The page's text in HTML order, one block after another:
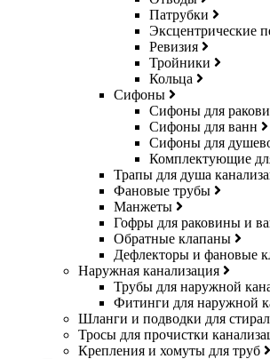
Патрубки
Эксцентрические
Ревизия
Тройники
Кольца
Сифоны
Сифоны для
Сифоны для ванн
Сифоны для
Комплектующие
Трапы для душа
Фановые трубы
Манжеты
Гофры для раковины и
Обратные клапаны
Дефлекторы и фановые
Наружная канализация
Трубы для наружной
Фитинги для наружной
Шланги и подводки для
Тросы для прочистки
Крепления и хомуты для труб